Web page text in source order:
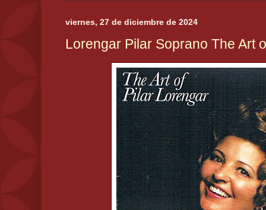
viernes, 27 de diciembre de 2024
Lorengar Pilar Soprano The Art